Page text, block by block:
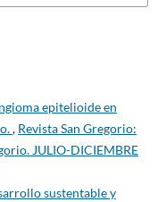
epitelioide en
, Revista San Gregorio:
JULIO-DICIEMBRE
sustentable y